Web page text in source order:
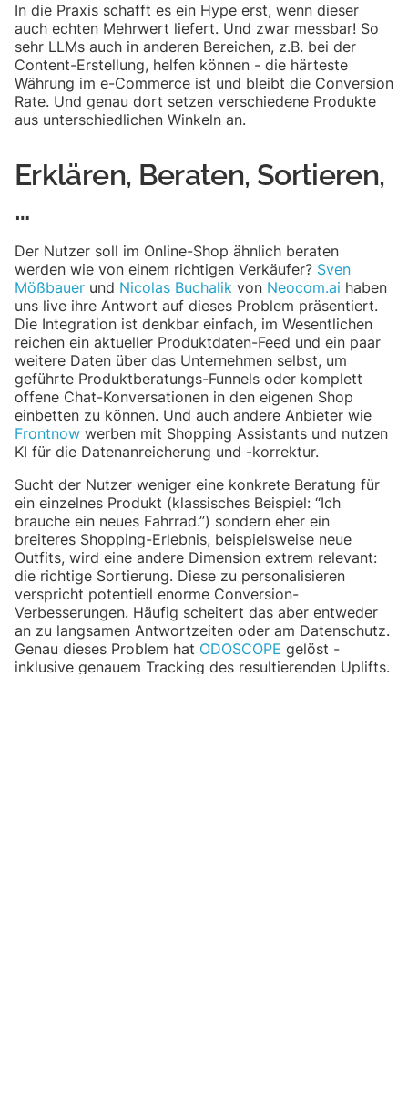
In die Praxis schafft es ein Hype erst, wenn dieser
auch echten Mehrwert liefert. Und zwar messbar! So
sehr LLMs auch in anderen Bereichen, z.B. bei der
Content-Erstellung, helfen können - die härteste
Währung im e-Commerce ist und bleibt die Conversion
Rate. Und genau dort setzen verschiedene Produkte
aus unterschiedlichen Winkeln an.
Erklären, Beraten, Sortieren,
…
Der Nutzer soll im Online-Shop ähnlich beraten
werden wie von einem richtigen Verkäufer? Sven
Mößbauer und Nicolas Buchalik von Neocom.ai haben
uns live ihre Antwort auf dieses Problem präsentiert.
Die Integration ist denkbar einfach, im Wesentlichen
reichen ein aktueller Produktdaten-Feed und ein paar
weitere Daten über das Unternehmen selbst, um
geführte Produktberatungs-Funnels oder komplett
offene Chat-Konversationen in den eigenen Shop
einbetten zu können. Und auch andere Anbieter wie
Frontnow werben mit Shopping Assistants und nutzen
KI für die Datenanreicherung und -korrektur.
Sucht der Nutzer weniger eine konkrete Beratung für
ein einzelnes Produkt (klassisches Beispiel: “Ich
brauche ein neues Fahrrad.”) sondern eher ein
breiteres Shopping-Erlebnis, beispielsweise neue
Outfits, wird eine andere Dimension extrem relevant:
die richtige Sortierung. Diese zu personalisieren
verspricht potentiell enorme Conversion-
Verbesserungen. Häufig scheitert das aber entweder
an zu langsamen Antwortzeiten oder am Datenschutz.
Genau dieses Problem hat ODOSCOPE gelöst -
inklusive genauem Tracking des resultierenden Uplifts.